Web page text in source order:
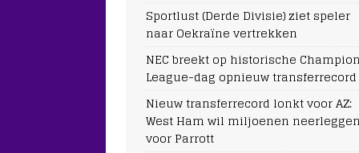
Sportlust (Derde Divisie) ziet speler
naar Oekraïne vertrekken
NEC breekt op historische
League-dag opnieuw transferrecord
Nieuw transferrecord lonkt voor AZ:
West Ham wil miljoenen neerleggen
voor Parrott